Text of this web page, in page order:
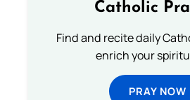
Catholic
Find and recite daily
enrich your
PRAY NOW